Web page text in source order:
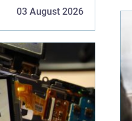
finde en
03 August 2026